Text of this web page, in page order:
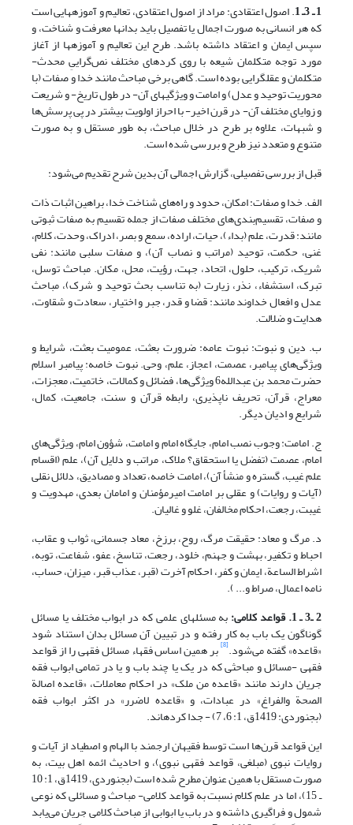
1 ـ 3ـ 1
. اصول اعتقادی: مراد از اصول اعتقادی، تعالیم و آموزه‎هایی است
که هر انسانی به صورت اجمال یا تفصیل باید بدانها معرفت و شناخت، و
سپس ایمان و اعتقاد داشته باشد. طرح این تعالیم و آموزه‎ها از آغاز
مورد توجه متکلمان شیعه با روی کردهای مختلف نص‌گراییِ محدث-
متکلمان و عقل‎گرایی بوده است. گاهی برخی مباحث مانند خدا و صفات (با
محوریت توحید و عدل) و امامت و ویژگی‎های آن- در طول تاریخ- و شریعت
و زوایای مختلف آن- در قرن اخیر- با احراز اولویت بیشتر در پی پرسش‌ها
و شبهات، علاوه بر طرح در خلال مباحث، به طور مستقل و به صورت
متنوع و متعدد نیز طرح و بررسی شده است.
قبل از بررسی تفصیلی، گزارش اجمالی آن بدین شرح تقدیم می‌شود:
الف. خدا و صفات: امکان، حدود و راه‌های شناخت خدا، براهین اثبات ذات
و صفات، تقسیم‌بندی‌های مختلف صفات از جمله تقسیم به صفات ثبوتی
مانند: قدرت، علم (بداء)، حیات، اراده، سمع و بصر، ادراک، وحدت، کلام،
غنی، حکمت، توحید (مراتب و نصاب آن)، و صفات سلبی مانند: نفی
شریک، ترکیب، حلول، اتحاد، جهت، رؤیت، محل، مکان. مباحث توسل،
تبرک، استشفاء، نذر، زیارت (به تناسب بحث توحید و شرک)، مباحث
عدل و افعال خداوند مانند: قضا و قدر، جبر و اختیار، سعادت و شقاوت،
هدایت و ضلالت.
ب. دین و نبوت: نبوت عامه: ضرورت بعثت، عمومیت بعثت، شرایط و
ویژگی‌های پیامبر، عصمت، اعجاز، علم، وحی. نبوت خاصه: پیامبر اسلام
حضرت محمد بن عبدالله6 ویژگی‌ها، فضائل و کمالات، خاتمیت، معجزات،
معراج، قرآن، تحریف ناپذیری، رابطه قرآن و سنت، جامعیت، کمال،
شرایع و ادیان دیگر.
ج. امامت: وجوب نصب امام، جایگاه امام و امامت، شؤون امام، ویژگی‌های
امام، عصمت (تفضل یا استحقاق؟ ملاک، مراتب و دلایل آن)، علم (اقسام
علم غیب، گستره و منشأ آن)، امامت خاصه، تعداد و مصادیق، دلائل نقلی
(آیات و روایات) و عقلی بر امامت امیرمؤمنان و امامان بعدی، مهدویت و
غیبت، رجعت، احکام مخالفان، غلو و غالیان.
د. مرگ و معاد: حقیقت مرگ، روح، برزخ، معاد جسمانی، ثواب و عقاب،
احباط و تکفیر، بهشت و جهنم، خلود، رجعت، تناسخ، عفو، شفاعت، توبه،
اشراط الساعة، ایمان و کفر، احکام آخرت (قبر، عذاب قبر، میزان، حساب،
نامه اعمال، صراط و... ).
2 ـ3 ـ 1. قواعد کلامی:
به مسئله‎ای علمی که در ابواب مختلف یا مسائل
گوناگون یک باب به کار رفته و در تبیین آن مسائل بدان استناد شود
«قاعده» گفته می‌شود.[8] بر همین اساس فقهاء مسائل فقهی را از قواعد
فقهی -مسائل و مباحثی که در یک یا چند باب و یا در تمامی ابواب فقه
جریان دارند مانند «قاعده من ملک» در احکام معاملات، «قاعده اصالة
الصحة والفراغ» در عبادات، و «قاعده لاضرر» در اکثر ابواب فقه
(بجنوردی: 1419ق، 1: 6، 7) - جدا کرده‎اند.
این قواعد قرن‌ها است توسط فقیهان ارجمند با الهام و اصطیاد از آیات و
روایات نبوی (مبلغی، قواعد فقهی نبوی)، و احادیث ائمه اهل بیت، به
صورت مستقل با همین عنوان مطرح شده است (بجنوردی، 1419ق، 1: 10
ـ 15)، اما در علم کلام نسبت به قواعد کلامی- مباحث و مسائلی که نوعی
شمول و فراگیری داشته و در باب یا ابوابی از مباحث کلامی جریان می‌یابد